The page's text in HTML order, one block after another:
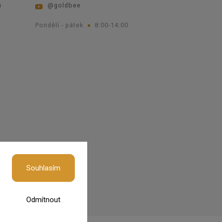
Odmítnout
Souhlasím
@goldbee
Pondělí - pátek 8:00-14:00